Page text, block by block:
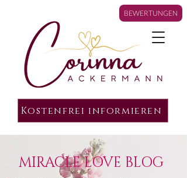
Kostenfrei informieren
MIRACLE LOVE BLOG
BEWERTUNGEN